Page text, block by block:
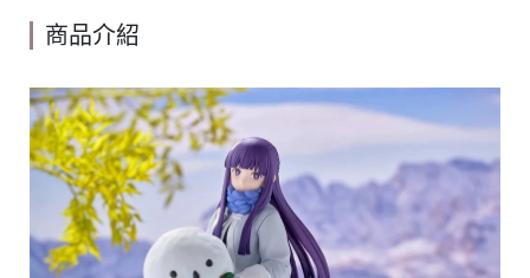
商品介紹